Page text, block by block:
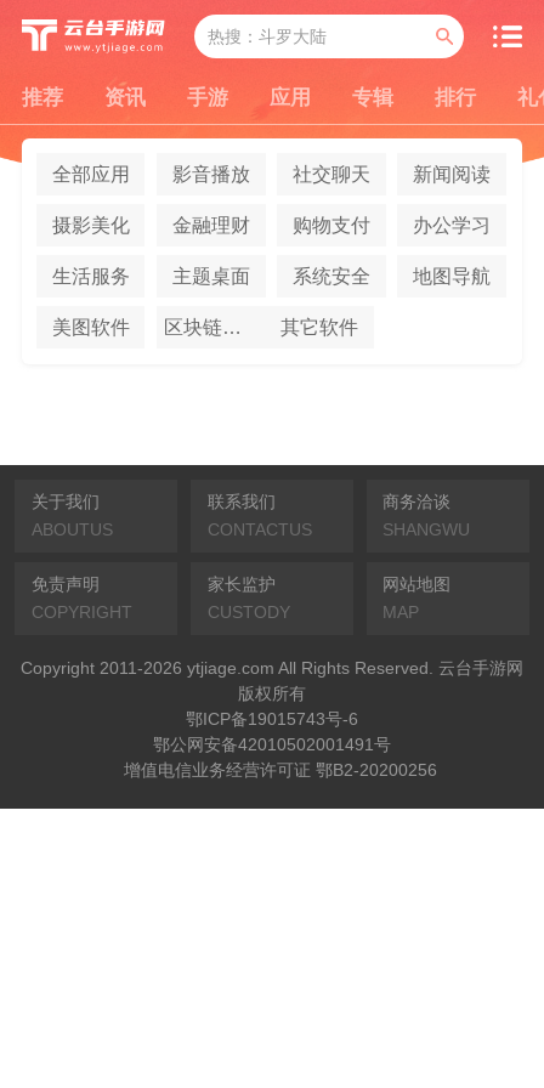
推荐 资讯 手游 应用 专辑 排行 礼
全部应用 影音播放 社交聊天 新闻阅读
摄影美化 金融理财 购物支付 办公学习
生活服务 主题桌面 系统安全 地图导航
美图软件 区块链应用 其它软件
关于我们
ABOUTUS
联系我们
CONTACTUS
商务洽谈
SHANGWU
免责声明
COPYRIGHT
家长监护
CUSTODY
网站地图
MAP
Copyright 2011-2026 ytjiage.com All Rights Reserved. 云台手游网
版权所有
鄂ICP备19015743号-6
鄂公网安备42010502001491号
增值电信业务经营许可证 鄂B2-20200256